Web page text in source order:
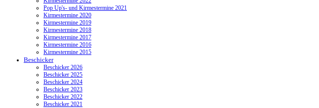
Pop Up's- und Kirmestermine 2021
Kirmestermine 2020
Kirmestermine 2019
Kirmestermine 2018
Kirmestermine 2017
Kirmestermine 2016
Kirmestermine 2015
Beschicker
Beschicker 2026
Beschicker 2025
Beschicker 2024
Beschicker 2023
Beschicker 2022
Beschicker 2021